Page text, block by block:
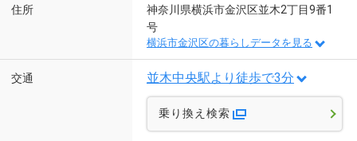
住所
神奈川県横浜市金沢区並木2丁目9番1
号
横浜市金沢区の暮らしデータを見る
交通 並木中央駅より徒歩で3分
乗り換え検索